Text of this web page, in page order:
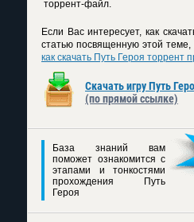
торрент-файл.
Если Вас интересует, как
статью посвященную этой теме,
как скачать Путь Героя торрент
Скачать игру Путь
(по прямой ссылке)
База знаний вам
поможет ознакомится с
этапами и тонкостями
прохождения Путь
Героя